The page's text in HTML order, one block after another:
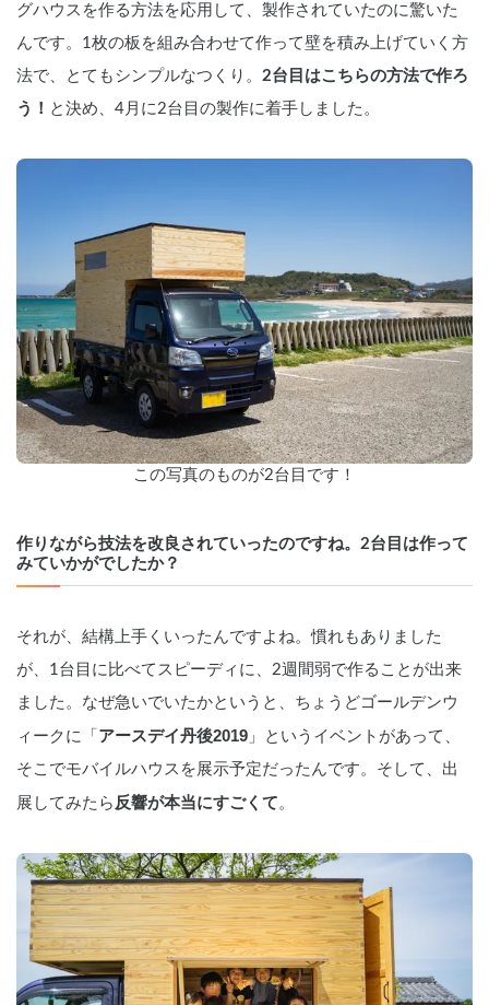
グハウスを作る方法を応用して、製作されていたのに驚いた
んです。1枚の板を組み合わせて作って壁を積み上げていく方
法で、とてもシンプルなつくり。 2台目はこちらの方法で作ろ
う！ と決め、4月に2台目の製作に着手しました。
この写真のものが2台目です！
作りながら技法を改良されていったのですね。2台目は作って
みていかがでしたか？
それが、結構上手くいったんですよね。慣れもありました
が、1台目に比べてスピーディに、2週間弱で作ることが出来
ました。なぜ急いでいたかというと、ちょうどゴールデンウ
ィークに「 アースデイ丹後2019 」というイベントがあって、
そこでモバイルハウスを展示予定だったんです。そして、出
展してみたら 反響が本当にすごくて 。